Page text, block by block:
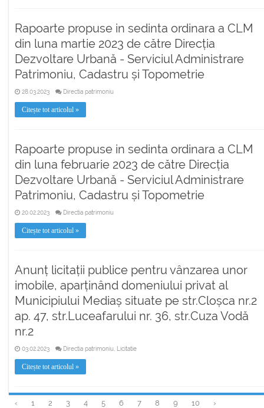
Rapoarte propuse in sedinta ordinara a CLM
din luna martie 2023 de către Direcția
Dezvoltare Urbană - Serviciul Administrare
Patrimoniu, Cadastru și Topometrie
28.03.2023 Directia patrimoniu
Citește tot articolul »
Rapoarte propuse in sedinta ordinara a CLM
din luna februarie 2023 de către Direcția
Dezvoltare Urbană - Serviciul Administrare
Patrimoniu, Cadastru și Topometrie
20.02.2023 Directia patrimoniu
Citește tot articolul »
Anunț licitații publice pentru vânzarea unor
imobile, aparținând domeniului privat al
Municipiului Mediaș situate pe str.Cloșca nr.2
ap. 47, str.Luceafarului nr. 36, str.Cuza Vodă
nr.2
03.02.2023 Directia patrimoniu, Licitatie
Citește tot articolul »
‹ 1 2 3 4 5 6 7 8 9 10 ›